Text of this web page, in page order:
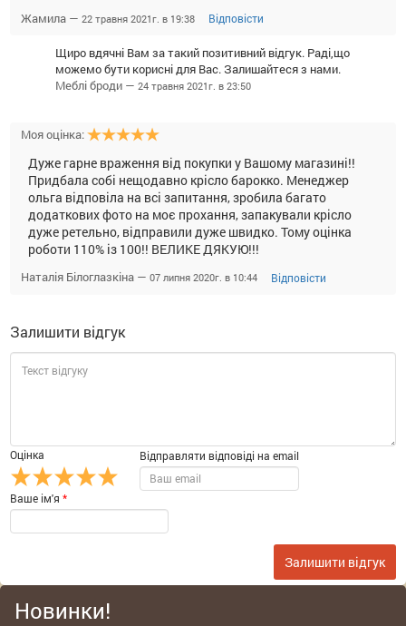
Жамила — 22 травня 2021г. в 19:38 Відповісти
Щиро вдячні Вам за такий позитивний відгук. Раді,що
можемо бути корисні для Вас. Залишайтеся з нами.
Меблі броди — 24 травня 2021г. в 23:50
Моя оцінка:
Дуже гарне враження від покупки у Вашому магазині!!
Придбала собі нещодавно крісло барокко. Менеджер
ольга відповіла на всі запитання, зробила багато
додаткових фото на моє прохання, запакували крісло
дуже ретельно, відправили дуже швидко. Тому оцінка
роботи 110% із 100!! ВЕЛИКЕ ДЯКУЮ!!!
Наталія Білоглазкіна — 07 липня 2020г. в 10:44 Відповісти
Залишити відгук
Оцінка Відправляти відповіді на email
Ваше ім'я *
Залишити відгук
Новинки!